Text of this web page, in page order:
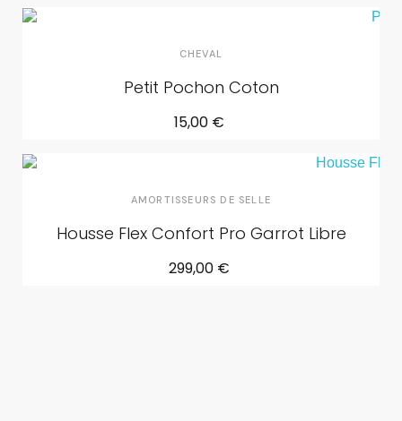
CHEVAL
Petit Pochon Coton
15,00 €
AMORTISSEURS DE SELLE
Housse Flex Confort Pro Garrot Libre
299,00 €